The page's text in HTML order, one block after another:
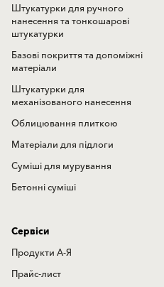
Штукатурки для ручного
нанесення та тонкошарові
штукатурки
Базові покриття та допоміжні
матеріали
Штукатурки для
механізованого нанесення
Облицювання плиткою
Матеріали для підлоги
Суміші для мурування
Бетонні суміші
Сервіси
Продукти А-Я
Прайс-лист